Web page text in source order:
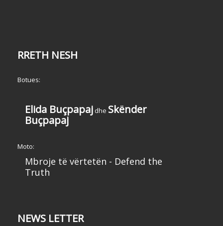
RRETH NESH
Botues:
Elida Buçpapaj dhe Skënder
Buçpapaj
Moto:
Mbroje të vërtetën - Defend the
Truth
NEWS LETTER